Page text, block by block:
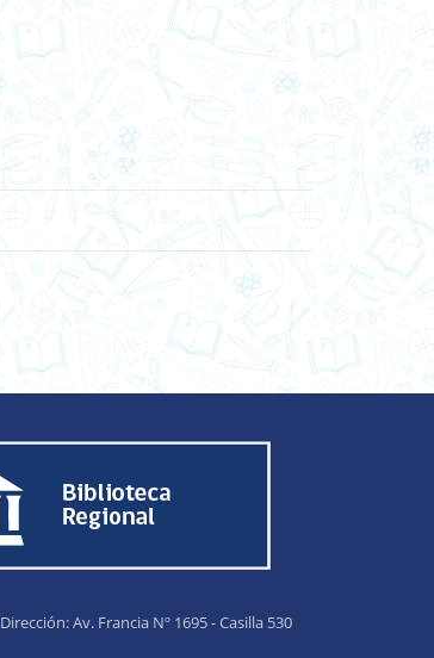
Dirección: Av. Francia Nº 1695 - Casilla 530